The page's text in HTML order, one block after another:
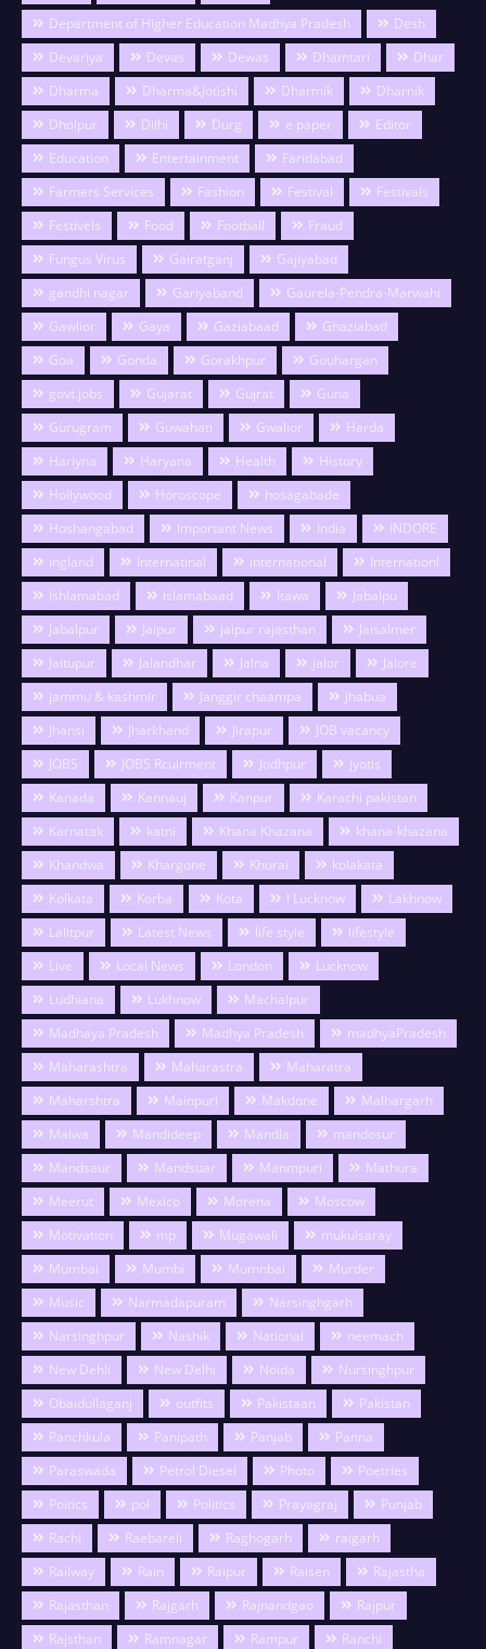
Department of Higher Education Madhya Pradesh
Desh
Devariya
Devas Dewas Dhamtari
Dhar
Dharma
Dharma&Jotishi Dharmik
Dharnik
Dholpur
Dilhi Durg e paper
Editor
Education
Entertainment
Faridabad
Farmers Services
Fashion Festival
Festivals
Festivels
Food Football
Fraud
Fungus Virus
Gairatganj
Gajiyabad
gandhi nagar
Gariyaband
Gaurela-Pendra-Marwahi
Gawlior
Gaya Gaziabaad
Ghaziabad
Goa
Gonda Gorakhpur
Gouhargan
govt.jobs
Gujarat Gujrat
Guna
Gurugram
Guwahati Gwalior
Harda
Hariyna
Haryana Health
History
Hollywood
Horoscope
hosagabade
Hoshangabad
Important News India
INDORE
ingland
Internatinal international
Internationl
Ishlamabad
islamabaad Itawa
Jabalpu
Jabalpur
Jaipur jaipur rajasthan
Jaisalmer
Jaitupur
Jalandhar Jalna jalor
Jalore
jammu & kashmir
Janggir chaampa
Jhabua
Jhansi
Jharkhand Jirapur
JOB vacancy
JOBS
JOBS Rcuirment Jodhpur
jyotis
Kanada
Kannauj Kanpur
Karachi pakistan
Karnatak
katni Khana Khazana
khana-khazana
Khandwa
Khargone Khurai
kolakata
Kolkata
Korba Kota l Lucknow
Lakhnow
Lalitpur
Latest News life style
lifestyle
Live
Local News London
Lucknow
Ludhiana
Lukhnow
Machalpur
Madhaya Pradesh
Madhya Pradesh
madhyaPradesh
Maharashtra
Maharastra
Maharatra
Maharshtra
Mainpuri Makdone
Malhargarh
Malwa
Mandideep Mandla
mandosur
Mandsaur
Mandsuar Manmpuri
Mathura
Meerut
Mexico Morena
Moscow
Motivation
mp Mugawali
mukulsaray
Mumbai
Mumbi Mumnbai
Murder
Music
Narmadapuram
Narsinghgarh
Narsinghpur
Nashik National
neemach
New Dehli
New Delhi Noida
Nursinghpur
Obaidullaganj
outfits Pakistaan
Pakistan
Panchkula
Panipath Panjab
Panna
Paraswada
Petrol Diesel Photo
Poetries
Poitics
pol Politics Prayagraj
Punjab
Rachi
Raebareli Raghogarh
raigarh
Railway
Rain Raipur Raisen
Rajastha
Rajasthan
Rajgarh Rajnandgao
Rajpur
Rajsthan
Ramnagar Rampur
Ranchi